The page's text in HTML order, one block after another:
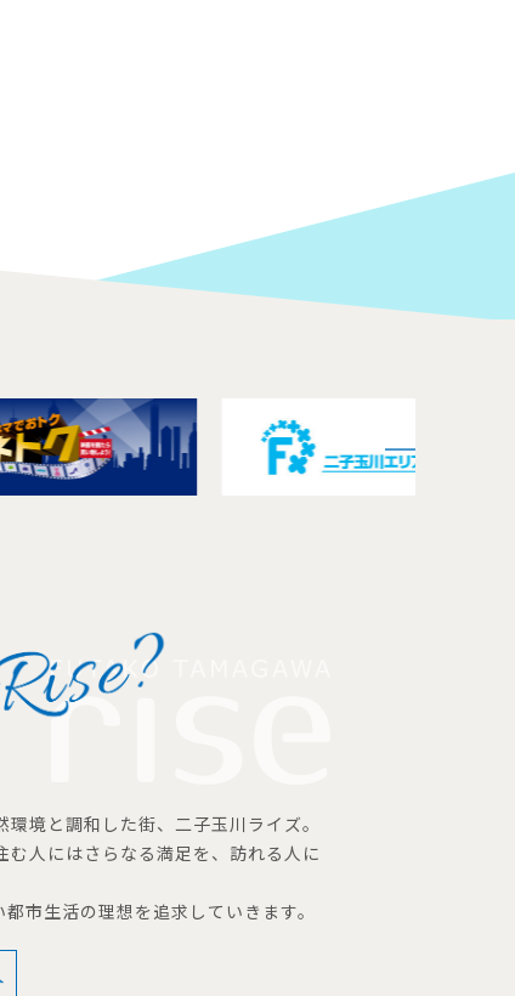
環境と調和した街、二子玉川ライズ。
む人にはさらなる満足を、訪れる人に
市生活の理想を追求していきます。